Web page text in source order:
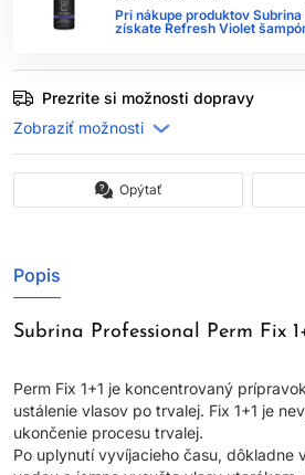
Pri nákupe produktov
získate Refresh Violet
Prezrite si možnosti dopravy
Opýtať
Popis
Subrina Professional Perm Fix
Perm Fix 1+1 je koncentrovaný
ustálenie vlasov po trvalej. Fix 1+1 je
ukončenie procesu trvalej.
Po uplynutí vyvíjacieho času, dôkladne